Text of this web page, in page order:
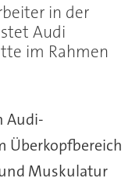
in der
Audi
im Rahmen
Audi-
Überkopfbereich
Muskulatur